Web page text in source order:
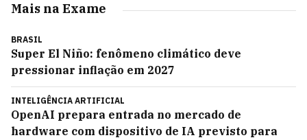
Mais na Exame
BRASIL
Super El Niño: fenômeno climático deve
pressionar inflação em 2027
INTELIGÊNCIA ARTIFICIAL
OpenAI prepara entrada no mercado de
hardware com dispositivo de IA previsto para